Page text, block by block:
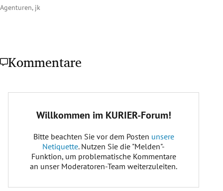
Agenturen, jk
Kommentare